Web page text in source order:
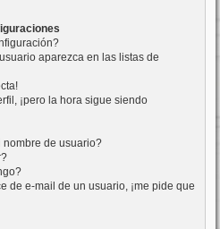
aparezca en las listas de
¡pero la hora sigue siendo
nombre de usuario?
de e-mail de un usuario, ¡me pide que